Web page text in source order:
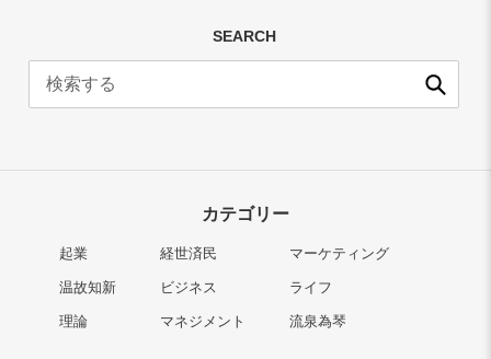
SEARCH
送
カテゴリー
起業
温故知新
理論
経世済民
ビジネス
マネジメント
マーケティング
ライフ
流泉為琴